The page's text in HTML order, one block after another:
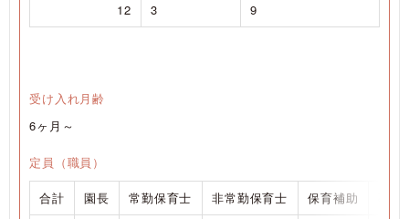
12
3 9
受け入れ月齢
6ヶ月～
定員（職員）
合計 園長 常勤保育士 非常勤保育士 保育補助